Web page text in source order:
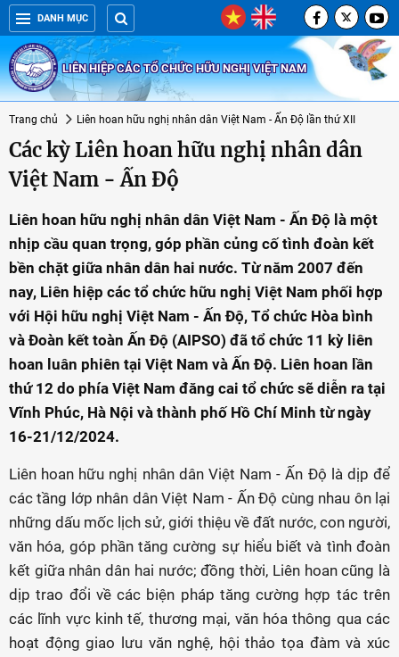
DANH MỤC
LIÊN HIỆP CÁC TỔ CHỨC HỮU NGHỊ VIỆT NAM
Trang chủ Liên hoan hữu nghị nhân dân Việt Nam - Ấn Độ lần thứ XII
Các kỳ Liên hoan hữu nghị nhân dân
Việt Nam - Ấn Độ
Liên hoan hữu nghị nhân dân Việt Nam - Ấn Độ là một
nhịp cầu quan trọng, góp phần củng cố tình đoàn kết
bền chặt giữa nhân dân hai nước. Từ năm 2007 đến
nay, Liên hiệp các tổ chức hữu nghị Việt Nam phối hợp
với Hội hữu nghị Việt Nam - Ấn Độ, Tổ chức Hòa bình
và Đoàn kết toàn Ấn Độ (AIPSO) đã tổ chức 11 kỳ liên
hoan luân phiên tại Việt Nam và Ấn Độ. Liên hoan lần
thứ 12 do phía Việt Nam đăng cai tổ chức sẽ diễn ra tại
Vĩnh Phúc, Hà Nội và thành phố Hồ Chí Minh từ ngày
16-21/12/2024.
Liên hoan hữu nghị nhân dân Việt Nam - Ấn Độ là dịp để
các tầng lớp nhân dân Việt Nam - Ấn Độ cùng nhau ôn lại
những dấu mốc lịch sử, giới thiệu về đất nước, con người,
văn hóa, góp phần tăng cường sự hiểu biết và tình đoàn
kết giữa nhân dân hai nước; đồng thời, Liên hoan cũng là
dịp trao đổi về các biện pháp tăng cường hợp tác trên
các lĩnh vực kinh tế, thương mại, văn hóa thông qua các
hoạt động giao lưu văn nghệ, hội thảo tọa đàm và xúc